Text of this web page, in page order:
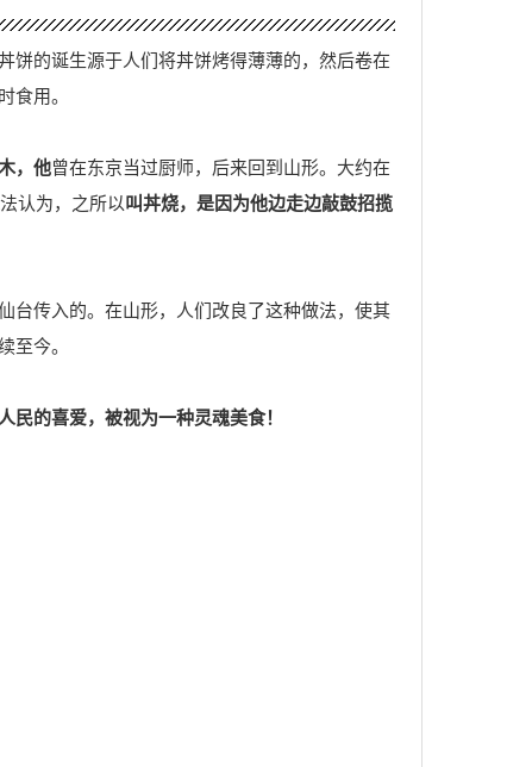
饼的诞生源于人们将丼饼烤得薄薄的，然后卷在
食用。
，他曾在东京当过厨师，后来回到山形。大约在
认为，之所以叫丼烧，是因为他边走边敲鼓招揽
台传入的。在山形，人们改良了这种做法，使其
至今。
民的喜爱，被视为一种灵魂美食！